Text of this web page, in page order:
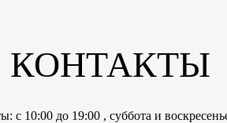
КОНТАКТЫ
с 10:00 до 19:00 , суббота и